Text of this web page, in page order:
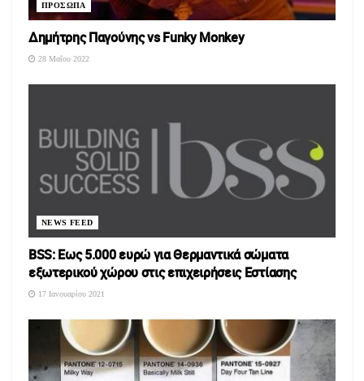
ΠΡΟΣΩΠΑ
Δημήτρης Παγούνης vs Funky Monkey
28 Μαΐου 2022
NEWS FEED
BSS: Εως 5.000 ευρώ για Θερμαντικά σώματα
εξωτερικού χώρου στις επιχειρήσεις Εστίασης
17 Ιανουαρίου 2021